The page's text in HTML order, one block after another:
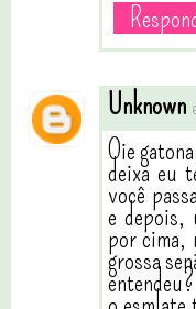
Unknown
Oie
deixa eu
você
e depois,
por cima,
grossa
entendeu?